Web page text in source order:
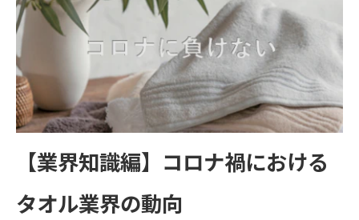
【業界知識編】コロナ禍における
タオル業界の動向